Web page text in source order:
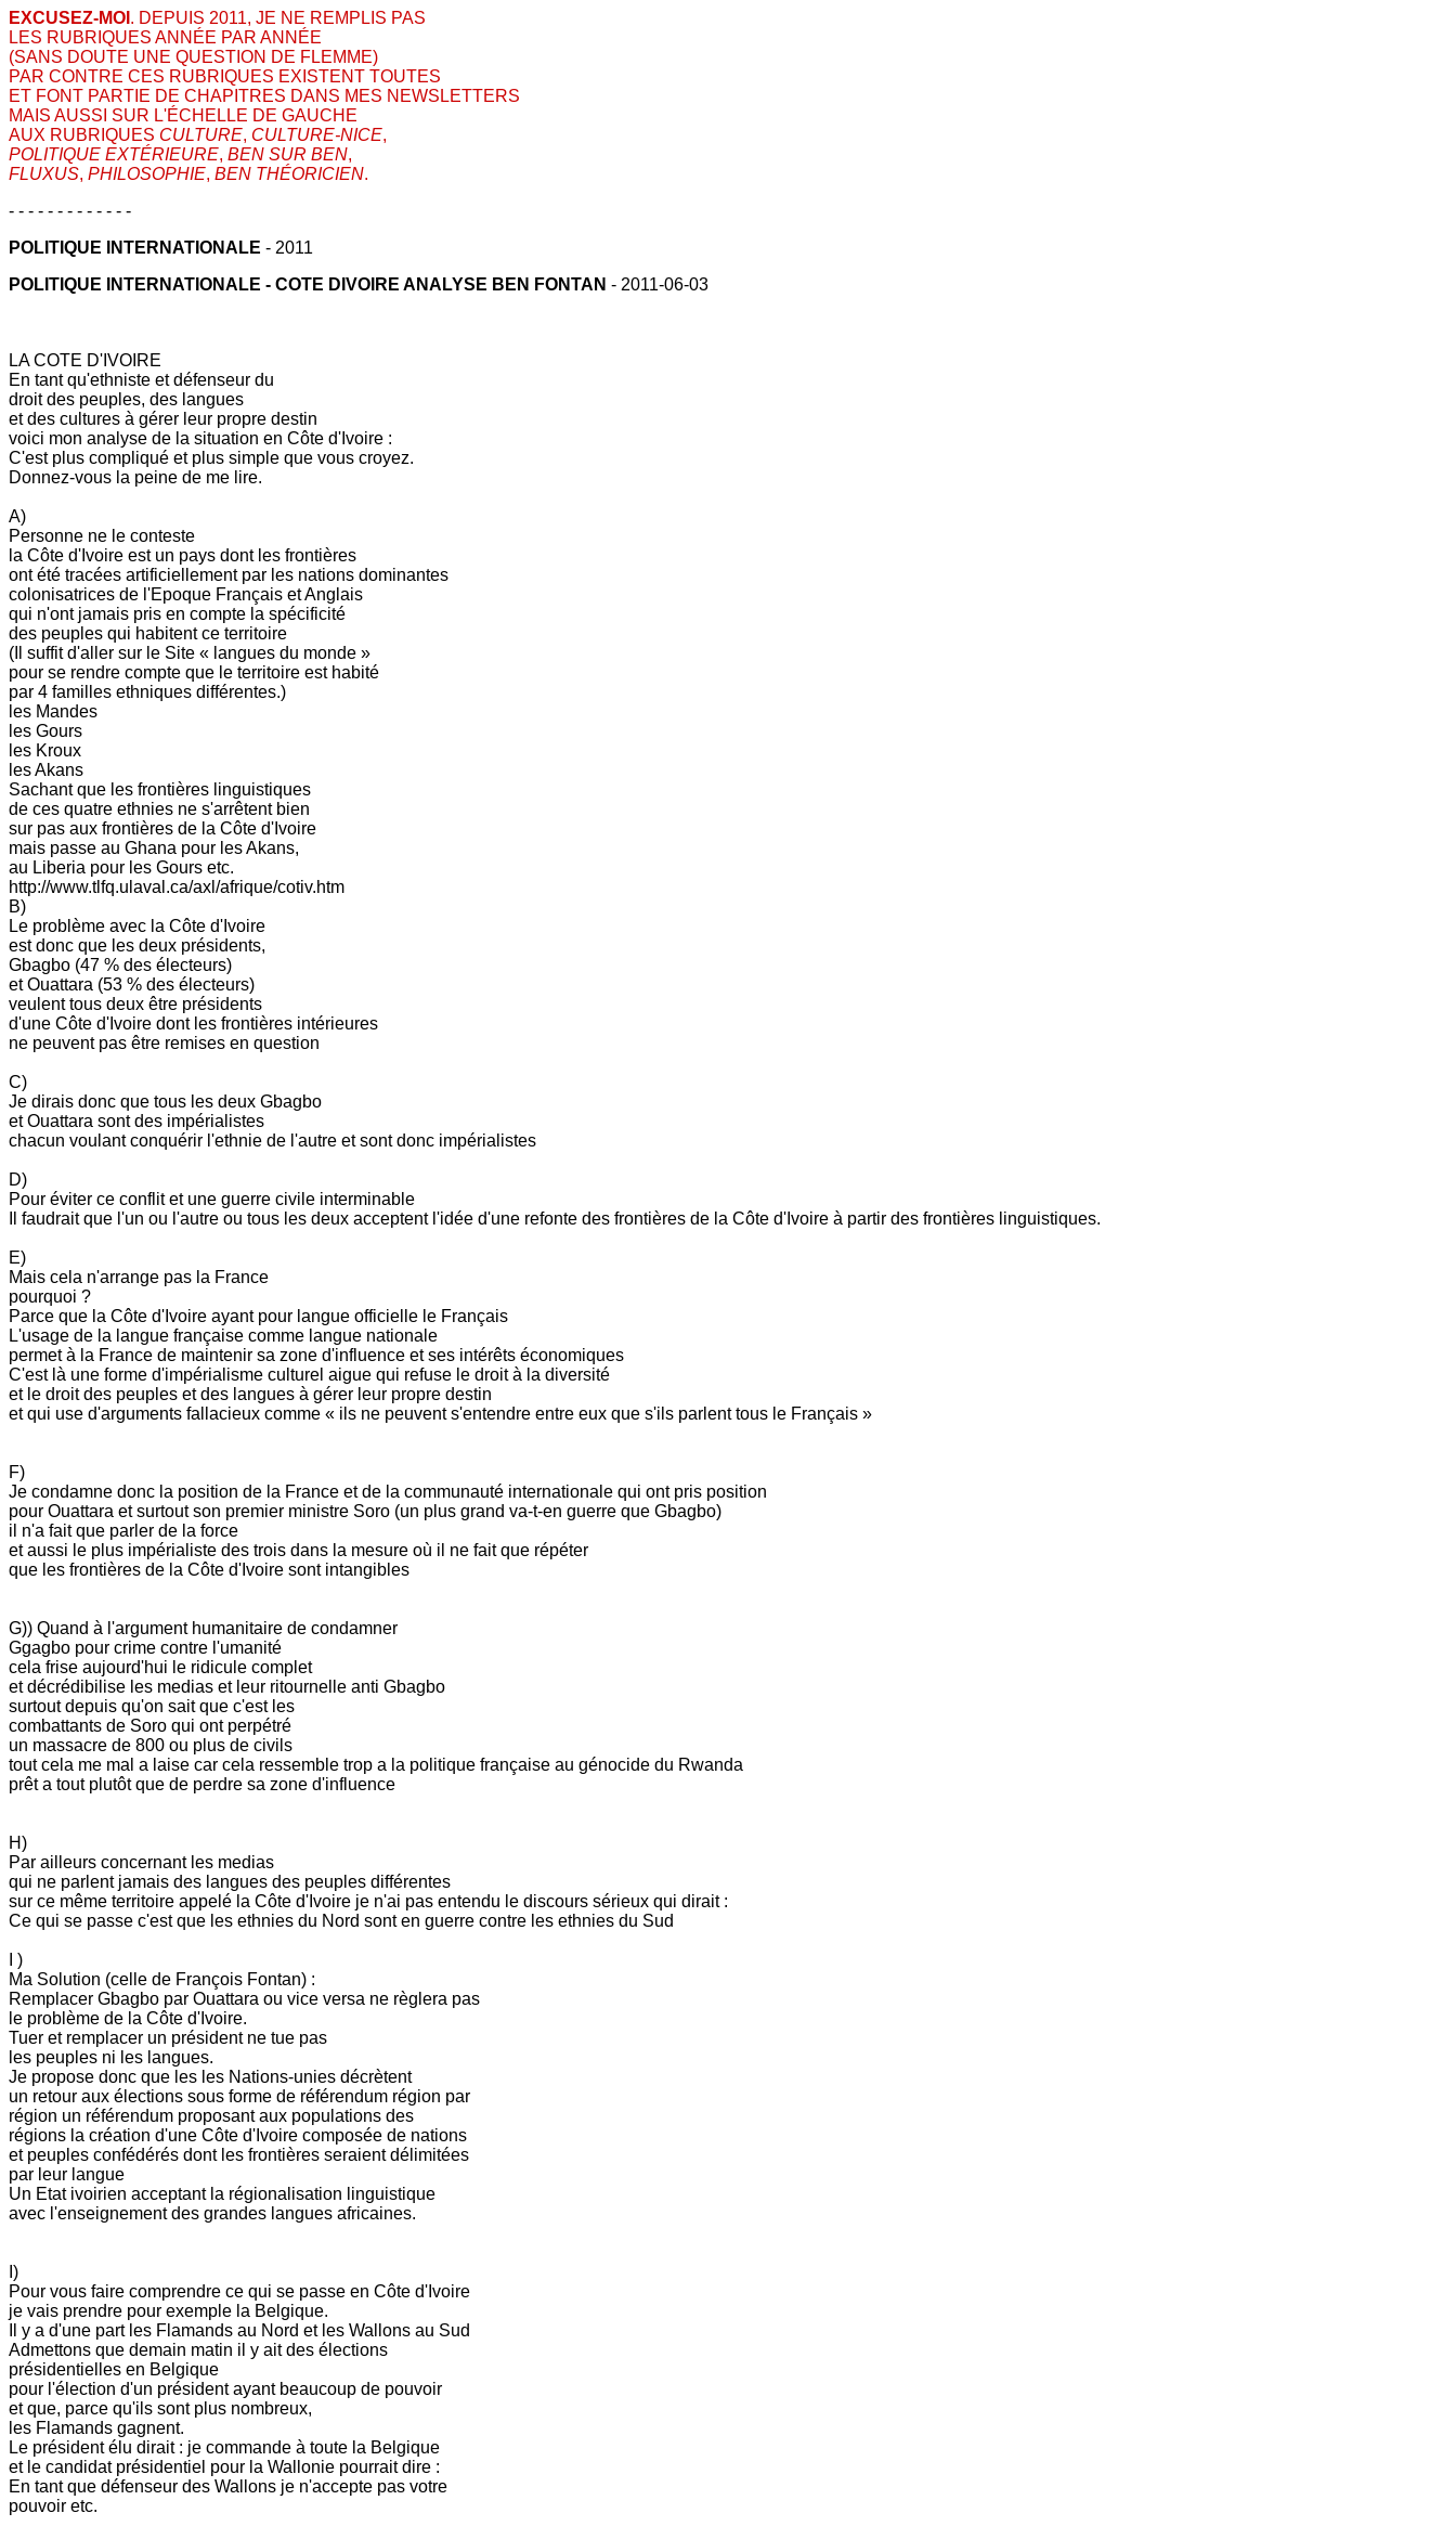
EXCUSEZ-MOI . DEPUIS 2011, JE NE REMPLIS PAS
LES RUBRIQUES ANNÉE PAR ANNÉE
(SANS DOUTE UNE QUESTION DE FLEMME)
PAR CONTRE CES RUBRIQUES EXISTENT TOUTES
ET FONT PARTIE DE CHAPITRES DANS MES NEWSLETTERS
MAIS AUSSI SUR L'ÉCHELLE DE GAUCHE
AUX RUBRIQUES CULTURE, CULTURE-NICE,
POLITIQUE EXTÉRIEURE, BEN SUR BEN,
FLUXUS, PHILOSOPHIE, BEN THÉORICIEN.
- - - - - - - - - - - - -
POLITIQUE INTERNATIONALE - 2011
POLITIQUE INTERNATIONALE - COTE DIVOIRE ANALYSE BEN FONTAN - 2011-06-03
LA COTE D'IVOIRE
En tant qu'ethniste et défenseur du
droit des peuples, des langues
et des cultures à gérer leur propre destin
voici mon analyse de la situation en Côte d'Ivoire :
C'est plus compliqué et plus simple que vous croyez.
Donnez-vous la peine de me lire.
A)
Personne ne le conteste
la Côte d'Ivoire est un pays dont les frontières
ont été tracées artificiellement par les nations dominantes
colonisatrices de l'Epoque Français et Anglais
qui n'ont jamais pris en compte la spécificité
des peuples qui habitent ce territoire
(Il suffit d'aller sur le Site « langues du monde »
pour se rendre compte que le territoire est habité
par 4 familles ethniques différentes.)
les Mandes
les Gours
les Kroux
les Akans
Sachant que les frontières linguistiques
de ces quatre ethnies ne s'arrêtent bien
sur pas aux frontières de la Côte d'Ivoire
mais passe au Ghana pour les Akans,
au Liberia pour les Gours etc.
http://www.tlfq.ulaval.ca/axl/afrique/cotiv.htm
B)
Le problème avec la Côte d'Ivoire
est donc que les deux présidents,
Gbagbo (47 % des électeurs)
et Ouattara (53 % des électeurs)
veulent tous deux être présidents
d'une Côte d'Ivoire dont les frontières intérieures
ne peuvent pas être remises en question
C)
Je dirais donc que tous les deux Gbagbo
et Ouattara sont des impérialistes
chacun voulant conquérir l'ethnie de l'autre et sont donc impérialistes
D)
Pour éviter ce conflit et une guerre civile interminable
Il faudrait que l'un ou l'autre ou tous les deux acceptent l'idée d'une refonte des frontières de la Côte d'Ivoire à partir des frontières linguistiques.
E)
Mais cela n'arrange pas la France
pourquoi ?
Parce que la Côte d'Ivoire ayant pour langue officielle le Français
L'usage de la langue française comme langue nationale
permet à la France de maintenir sa zone d'influence et ses intérêts économiques
C'est là une forme d'impérialisme culturel aigue qui refuse le droit à la diversité
et le droit des peuples et des langues à gérer leur propre destin
et qui use d'arguments fallacieux comme « ils ne peuvent s'entendre entre eux que s'ils parlent tous le Français »
F)
Je condamne donc la position de la France et de la communauté internationale qui ont pris position
pour Ouattara et surtout son premier ministre Soro (un plus grand va-t-en guerre que Gbagbo)
il n'a fait que parler de la force
et aussi le plus impérialiste des trois dans la mesure où il ne fait que répéter
que les frontières de la Côte d'Ivoire sont intangibles
G)) Quand à l'argument humanitaire de condamner
Ggagbo pour crime contre l'umanité
cela frise aujourd'hui le ridicule complet
et décrédibilise les medias et leur ritournelle anti Gbagbo
surtout depuis qu'on sait que c'est les
combattants de Soro qui ont perpétré
un massacre de 800 ou plus de civils
tout cela me mal a laise car cela ressemble trop a la politique française au génocide du Rwanda
prêt a tout plutôt que de perdre sa zone d'influence
H)
Par ailleurs concernant les medias
qui ne parlent jamais des langues des peuples différentes
sur ce même territoire appelé la Côte d'Ivoire je n'ai pas entendu le discours sérieux qui dirait :
Ce qui se passe c'est que les ethnies du Nord sont en guerre contre les ethnies du Sud
I )
Ma Solution (celle de François Fontan) :
Remplacer Gbagbo par Ouattara ou vice versa ne règlera pas
le problème de la Côte d'Ivoire.
Tuer et remplacer un président ne tue pas
les peuples ni les langues.
Je propose donc que les les Nations-unies décrètent
un retour aux élections sous forme de référendum région par
région un référendum proposant aux populations des
régions la création d'une Côte d'Ivoire composée de nations
et peuples confédérés dont les frontières seraient délimitées
par leur langue
Un Etat ivoirien acceptant la régionalisation linguistique
avec l'enseignement des grandes langues africaines.
I)
Pour vous faire comprendre ce qui se passe en Côte d'Ivoire
je vais prendre pour exemple la Belgique.
Il y a d'une part les Flamands au Nord et les Wallons au Sud
Admettons que demain matin il y ait des élections
présidentielles en Belgique
pour l'élection d'un président ayant beaucoup de pouvoir
et que, parce qu'ils sont plus nombreux,
les Flamands gagnent.
Le président élu dirait : je commande à toute la Belgique
et le candidat présidentiel pour la Wallonie pourrait dire :
En tant que défenseur des Wallons je n'accepte pas votre
pouvoir etc.